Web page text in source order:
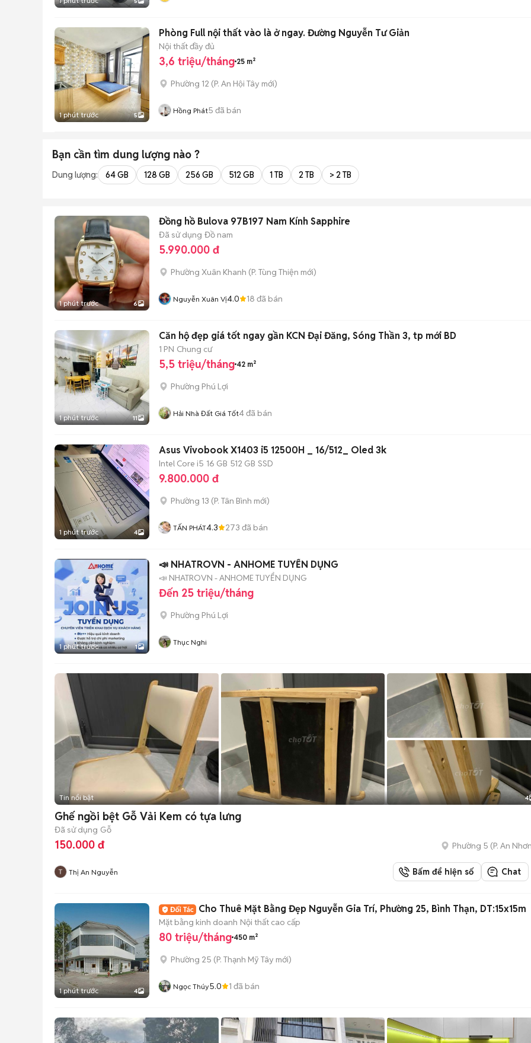
1 phút trước 5
Phòng Full nội thất vào là ở ngay. Đường Nguyễn Tư Giản
Nội thất đầy đủ
3,6 triệu/tháng 25 m²
Phường 12 (P. An Hội Tây mới)
Hồng Phát5 đã bán
Bạn cần tìm dung lượng nào ?
Dung lượng: 64 GB 128 GB 256 GB 512 GB 1 TB 2 TB > 2 TB
1 phút trước 6
Đồng hồ Bulova 97B197 Nam Kính Sapphire
Đã sử dụng Đồ nam
5.990.000 đ
Phường Xuân Khanh (P. Tùng Thiện mới)
Nguyễn Xuân Vị4.0 18 đã bán
1 phút trước 11
Căn hộ đẹp giá tốt ngay gần KCN Đại Đăng, Sóng Thần 3, tp mới BD
1 PN Chung cư
5,5 triệu/tháng 42 m²
Phường Phú Lợi
Hải Nhà Đất Giá Tốt4đã bán
1 phút trước 4
Asus Vivobook X1403 i5 12500H _ 16/512_ Oled 3k
Intel Core i5 16 GB 512 GB SSD
9.800.000 đ
Phường 13 (P. Tân Bình mới)
TẤN PHÁT4.3 273 đã bán
1 phút trước 1
📣 NHATROVN - ANHOME TUYỂN DỤNG
📣 NHATROVN - ANHOME TUYỂN DỤNG
Đến 25 triệu/tháng
Phường Phú Lợi
Thục Nghi
Tin nổi bật 4
Ghế ngồi bệt Gỗ Vải Kem có tựa lưng
Đã sử dụng Gỗ
150.000 đ Phường 5 (P. An
Thị An Nguyễn Bấm để hiện số Chat
1 phút trước 4
Cho Thuê Mặt Bằng Đẹp Nguyễn Gia Trí, Phường 25, Bình Thạn, DT:15x15m
Mặt bằng kinh doanh Nội thất cao cấp
80 triệu/tháng 450 m²
Phường 25 (P. Thạnh Mỹ Tây mới)
Ngọc Thúy5.0 1 đã bán